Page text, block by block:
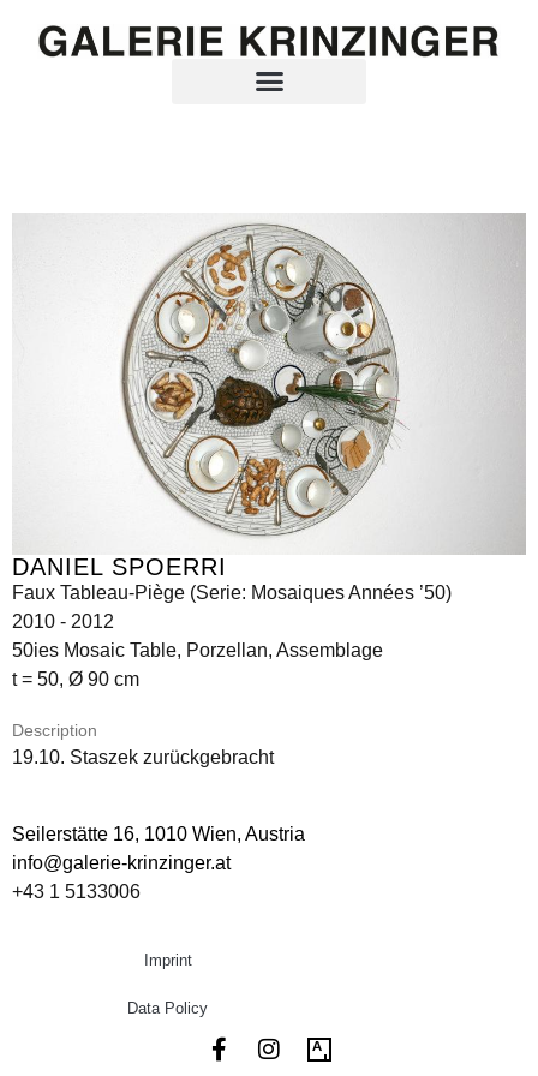
DANIEL SPOERRI
Faux Tableau-Piège (Serie: Mosaiques Années ’50)
2010 - 2012
50ies Mosaic Table, Porzellan, Assemblage
t = 50, Ø 90 cm
Description
19.10. Staszek zurückgebracht
Seilerstätte 16, 1010 Wien, Austria
info@galerie-krinzinger.at
+43 1 5133006
Imprint
Data Policy